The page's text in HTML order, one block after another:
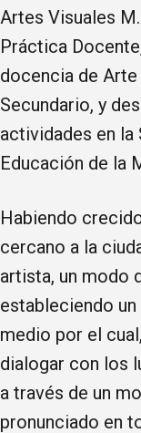
Artes Visuales
Práctica
docencia de
Secundario, y
actividades en la
Educación de la
Habiendo
cercano a la
artista, un modo
estableciendo
medio por el
dialogar con los
a través de un
pronunciado en